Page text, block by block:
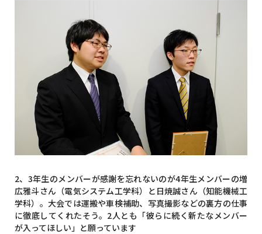
2、3年生のメンバーが感謝を忘れないのが4年生メンバーの増
広雅斗さん（電気システム工学科）と日焼誠さん（知能機械工
学科）。大会では運搬や車検補助、写真撮影などの裏方の仕事
に徹底してくれたそう。2人とも「彼らに続く新たなメンバー
が入ってほしい」と願っています